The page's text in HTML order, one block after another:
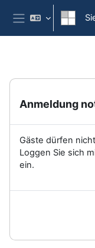
Zum Hauptinhalt
Website-
Anmeldung
Gäste dürfen
Loggen Sie sich
ein.